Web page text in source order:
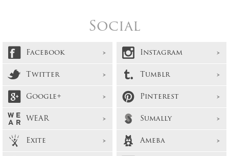
Social
Facebook
Instagram
Twitter
Tumblr
Google+
Pinterest
WEAR
Sumally
Exite
Ameba